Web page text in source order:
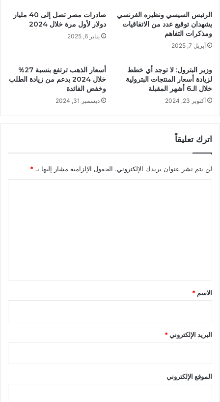
الرئيس السيسي ونظيره الفرنسي
يشهدان توقيع عدد من الاتفاقيات
ومذكرات التفاهم
أبريل 7, 2025
صادرات مصر تصل إلى 40 مليار
دولار لأول مرة خلال 2024
يناير 6, 2025
وزير البترول: لا توجد أي خطط
لزيادة أسعار المنتجات البترولية
خلال الـ6 أشهر المقبلة
أكتوبر 23, 2024
أسعار الذهب ترتفع بنسبة 27%
خلال 2024 بدعم من زيادة الطلب
وخفض الفائدة
ديسمبر 31, 2024
اترك تعليقاً
لن يتم نشر عنوان بريدك الإلكتروني. الحقول الإلزامية مشار إليها بـ *
*
الاسم *
البريد الإلكتروني*
الموقع الإلكتروني